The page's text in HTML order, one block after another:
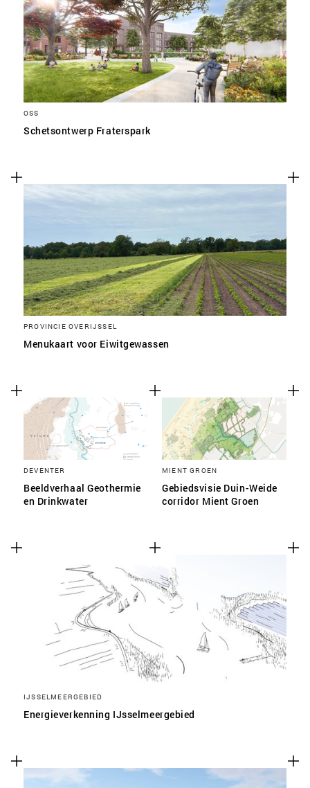
OSS
Schetsontwerp Fraterspark
PROVINCIE OVERIJSSEL
Menukaart voor Eiwitgewassen
DEVENTER
Beeldverhaal Geothermie
en Drinkwater
MIENT GROEN
Gebiedsvisie Duin-Weide
corridor Mient Groen
IJSSELMEERGEBIED
Energieverkenning IJsselmeergebied
SLA VOORKEUREN OP